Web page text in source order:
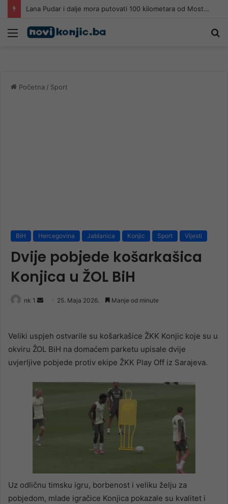
Lana Pudar i dalje mora putovati 100 kilometara od Mostara kako bi trenirala
Meni
Početna / Sport
BiH Hercegovina Jablanica Konjic Sport Vijesti
Dvije pobjede košarkašica
Konjica u ŽOL BiH
nk 1
Send 25. Maja 2026. Manje od minute
Veliki uspjeh ostvarile su košarkašice ŽKK Konjic koje su u
okviru ŽOL BiH na domaćem parketu upisale dvije
uvjerljive pobjede protiv ekipe ŽKK Play Off iz Sarajeva.
Uz odličnu timsku igru, borbenost i veliku želju za
pobjedom, mlade igračice Konjica pokazale su kvalitet i